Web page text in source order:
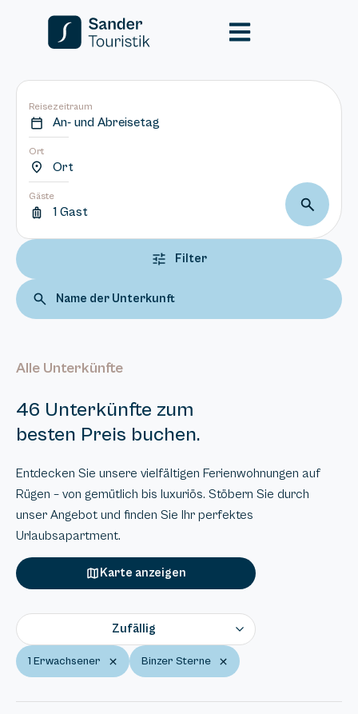
Reisezeitraum
An- und Abreisetag
Ort
Ort
Gäste
1 Gast
Filter
Name der Unterkunft
Alle Unterkünfte
46 Unterkünfte zum
besten Preis buchen.
Entdecken Sie unsere vielfältigen Ferienwohnungen auf
Rügen – von gemütlich bis luxuriös. Stöbern Sie durch
unser Angebot und finden Sie Ihr perfektes
Urlaubsapartment.
Karte anzeigen
1 Erwachsener Binzer Sterne
Zufällig